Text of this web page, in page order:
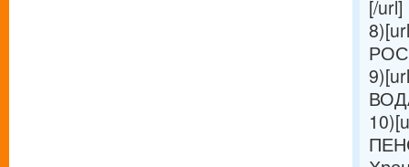
[/url]